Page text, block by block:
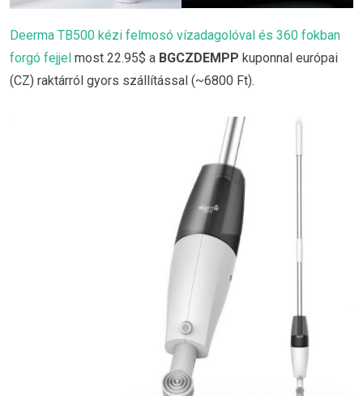
Deerma TB500 kézi felmosó vízadagolóval és 360 fokban
forgó fejjel most 22.95$ a BGCZDEMPP kuponnal európai
(CZ) raktárról gyors szállítással (~6800 Ft).